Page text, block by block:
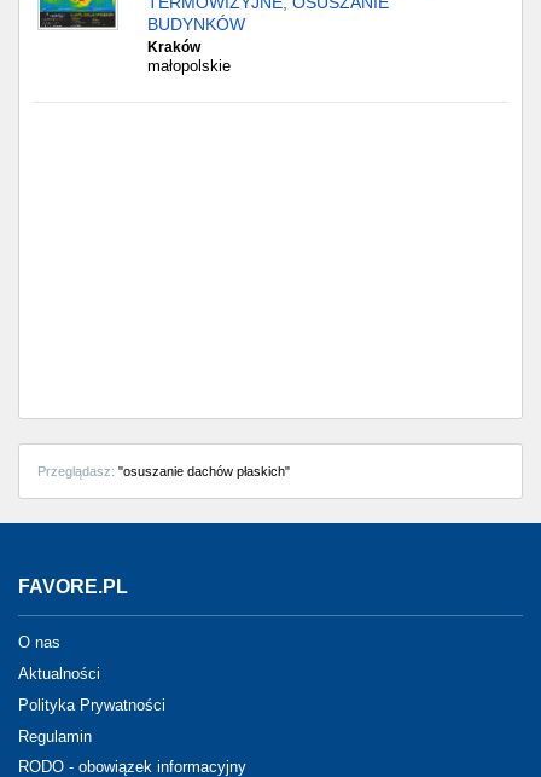
BUDYNKÓW
Kraków
małopolskie
Przeglądasz: "osuszanie dachów płaskich"
FAVORE.PL
O nas
Aktualności
Polityka Prywatności
Regulamin
RODO - obowiązek informacyjny